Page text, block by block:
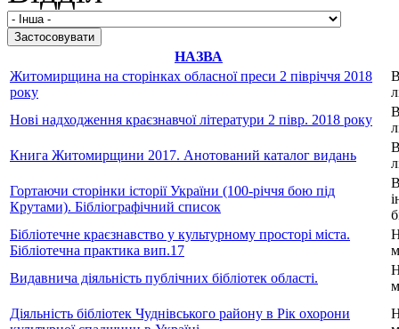
НАЗВА
Житомирщина на сторінках обласної преси 2 півріччя 2018
року
Нові надходження краєзнавчої літератури 2 півр. 2018 року
Книга Житомирщини 2017. Анотований каталог видань
Гортаючи сторінки історії України (100-річчя бою під
Крутами). Бібліографічний список
Бібліотечне краєзнавство у культурному просторі міста.
Бібліотечна практика вип.17
Видавнича діяльність публічних бібліотек області.
Діяльність бібліотек Чуднівського району в Рік охорони